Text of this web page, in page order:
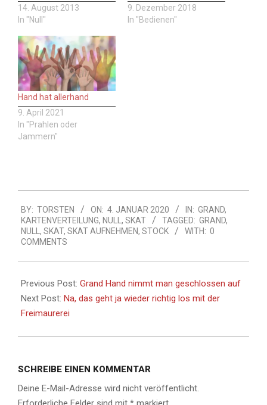
14. August 2013
In "Null"
9. Dezember 2018
In "Bedienen"
Hand hat allerhand
9. April 2021
In "Prahlen oder
Jammern"
01-
04
BY: TORSTEN ON: 4. JANUAR 2020 IN: GRAND,
KARTENVERTEILUNG, NULL , SKAT TAGGED: GRAND,
NULL , SKAT, SKAT AUFNEHMEN, STOCK WITH: 0
COMMENTS
Previous Post: Grand Hand nimmt man geschlossen auf
Next Post: Na, das geht ja wieder richtig los mit der
Freimaurerei
SCHREIBE EINEN KOMMENTAR
Deine E-Mail-Adresse wird nicht veröffentlicht.